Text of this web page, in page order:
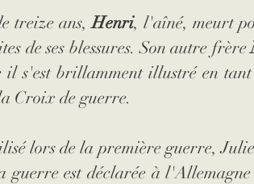
treize ans, Henri, l'aîné, meurt
de ses blessures. Son autre frère
s'est brillamment illustré en
Croix de guerre.
lors de la première guerre,
guerre est déclarée à